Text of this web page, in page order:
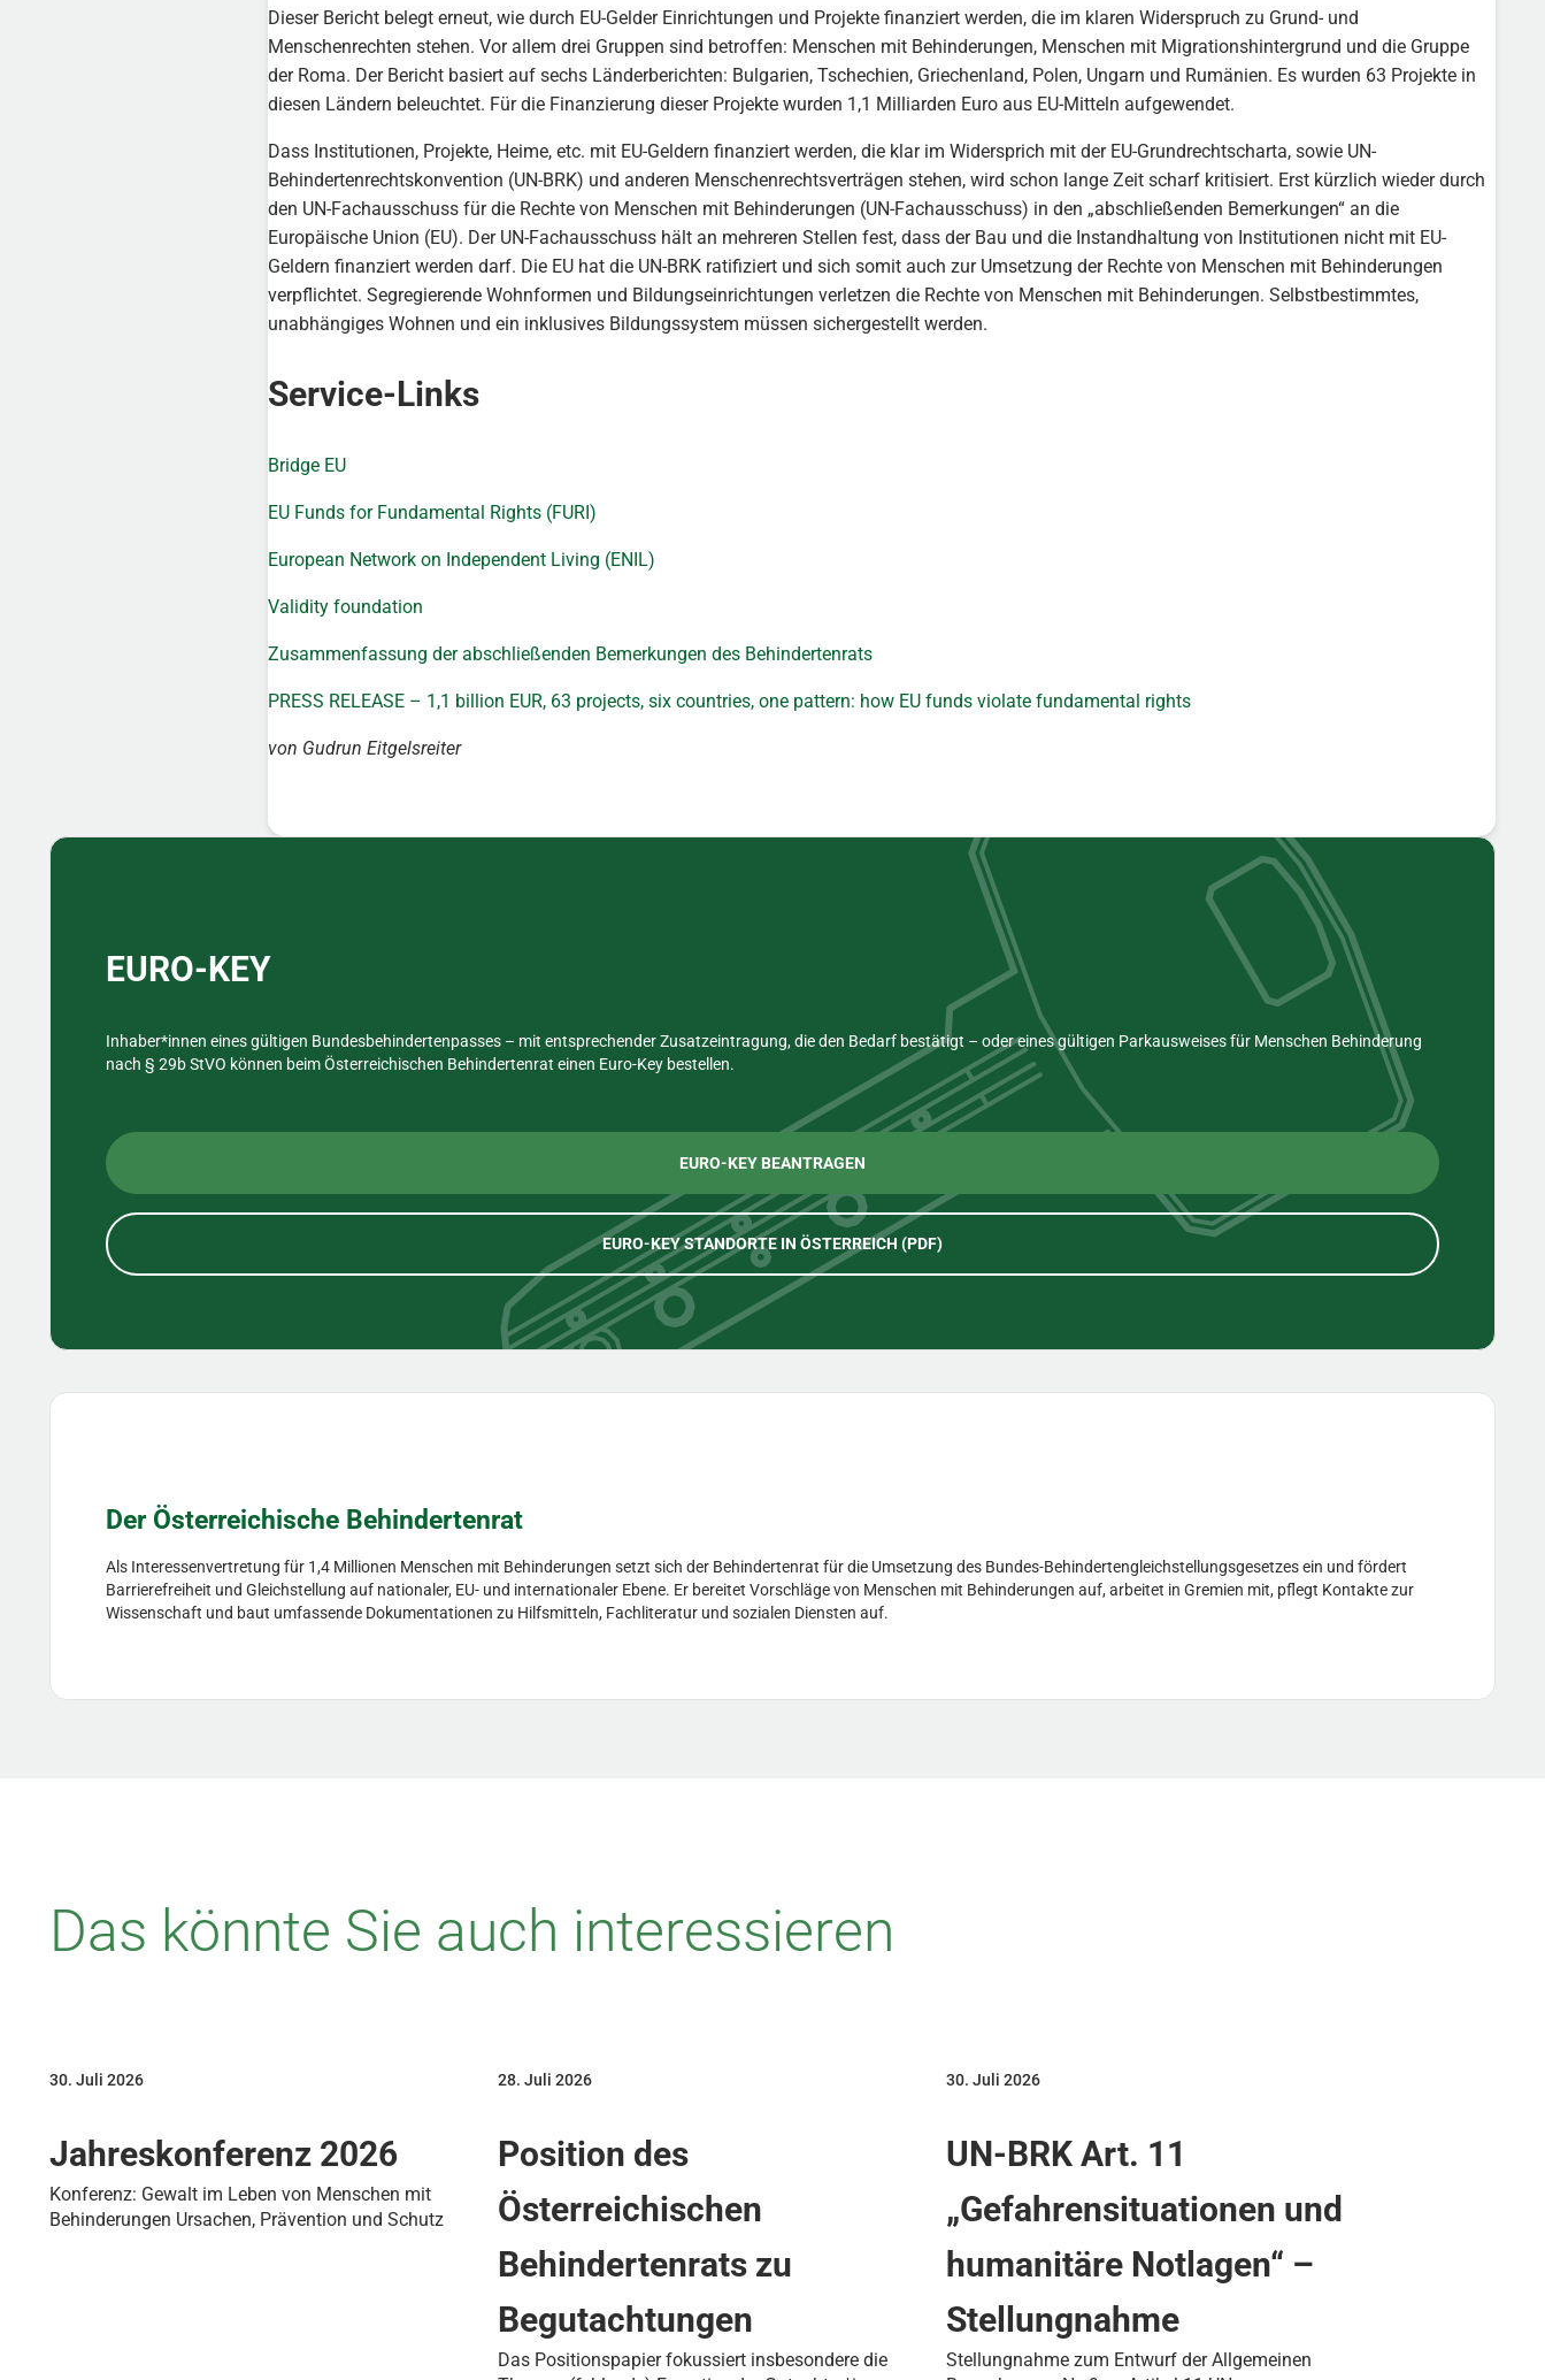
Dieser Bericht belegt erneut, wie durch EU-Gelder Einrichtungen und Projekte finanziert werden, die im klaren Widerspruch zu Grund- und
Menschenrechten stehen. Vor allem drei Gruppen sind betroffen: Menschen mit Behinderungen, Menschen mit Migrationshintergrund und die Gruppe
der Roma. Der Bericht basiert auf sechs Länderberichten: Bulgarien, Tschechien, Griechenland, Polen, Ungarn und Rumänien. Es wurden 63 Projekte in
diesen Ländern beleuchtet. Für die Finanzierung dieser Projekte wurden 1,1 Milliarden Euro aus EU-Mitteln aufgewendet.
Dass Institutionen, Projekte, Heime, etc. mit EU-Geldern finanziert werden, die klar im Widersprich mit der EU-Grundrechtscharta, sowie UN-
Behindertenrechtskonvention (UN-BRK) und anderen Menschenrechtsverträgen stehen, wird schon lange Zeit scharf kritisiert. Erst kürzlich wieder durch
den UN-Fachausschuss für die Rechte von Menschen mit Behinderungen (UN-Fachausschuss) in den „abschließenden Bemerkungen“ an die
Europäische Union (EU). Der UN-Fachausschuss hält an mehreren Stellen fest, dass der Bau und die Instandhaltung von Institutionen nicht mit EU-
Geldern finanziert werden darf. Die EU hat die UN-BRK ratifiziert und sich somit auch zur Umsetzung der Rechte von Menschen mit Behinderungen
verpflichtet. Segregierende Wohnformen und Bildungseinrichtungen verletzen die Rechte von Menschen mit Behinderungen. Selbstbestimmtes,
unabhängiges Wohnen und ein inklusives Bildungssystem müssen sichergestellt werden.
Service-Links
Bridge EU
EU Funds for Fundamental Rights (FURI)
European Network on Independent Living (ENIL)
Validity foundation
Zusammenfassung der abschließenden Bemerkungen des Behindertenrats
PRESS RELEASE – 1,1 billion EUR, 63 projects, six countries, one pattern: how EU funds violate fundamental rights
von Gudrun Eitgelsreiter
Sidebar
EURO-KEY
Inhaber*innen eines gültigen Bundesbehindertenpasses – mit entsprechender Zusatzeintragung, die den Bedarf bestätigt – oder eines gültigen Parkausweises für Menschen Behinderung
nach § 29b StVO können beim Österreichischen Behindertenrat einen Euro-Key bestellen.
EURO-KEY BEANTRAGEN
EURO-KEY STANDORTE IN ÖSTERREICH (PDF)
Der Österreichische Behindertenrat
Als Interessenvertretung für 1,4 Millionen Menschen mit Behinderungen setzt sich der Behindertenrat für die Umsetzung des Bundes-Behindertengleichstellungsgesetzes ein und fördert
Barrierefreiheit und Gleichstellung auf nationaler, EU- und internationaler Ebene. Er bereitet Vorschläge von Menschen mit Behinderungen auf, arbeitet in Gremien mit, pflegt Kontakte zur
Wissenschaft und baut umfassende Dokumentationen zu Hilfsmitteln, Fachliteratur und sozialen Diensten auf.
Das könnte Sie auch interessieren
Jahreskonferenz 2026
30. Juli 2026
Konferenz: Gewalt im Leben von Menschen mit
Behinderungen Ursachen, Prävention und Schutz
Position des
Österreichischen
Behindertenrats zu
Begutachtungen
28. Juli 2026
Das Positionspapier fokussiert insbesondere die
UN-BRK Art. 11
„Gefahrensituationen und
humanitäre Notlagen“ –
Stellungnahme
30. Juli 2026
Stellungnahme zum Entwurf der Allgemeinen